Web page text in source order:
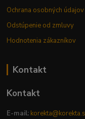
Ochrana osobných údajov
Odstúpenie od zmluvy
Hodnotenia zákazníkov
Kontakt
Kontakt
E-mail: